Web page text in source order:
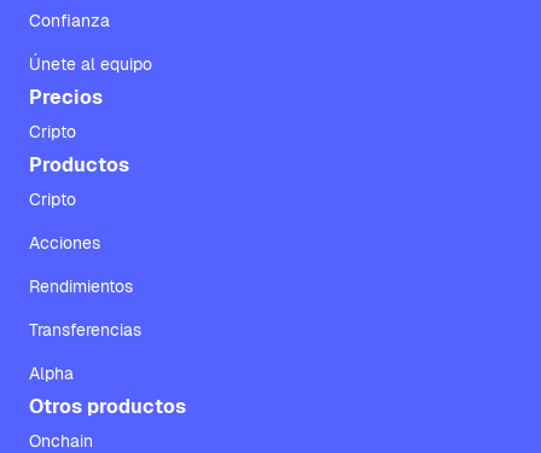
Confianza
Únete al equipo
Precios
Cripto
Productos
Cripto
Acciones
Rendimientos
Transferencias
Alpha
Otros productos
Onchain